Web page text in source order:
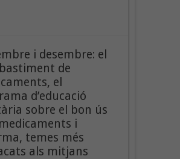
i desembre: el
de
el
d’educació
sobre el bon ús
i
temes més
als mitjans